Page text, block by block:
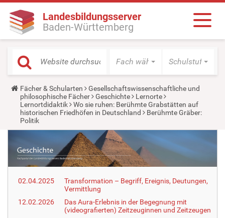
Landesbildungsserver
Baden-Württemberg
Fach wählen Schulstufe
Y
o
u
a
r
e
r
e
:
Fächer & Schularten
Gesellschaftswissenschaftliche und
philosophische Fächer
Geschichte
Lernorte
Lernortdidaktik
Wo sie ruhen: Berühmte Grabstätten auf
historischen Friedhöfen in Deutschland
Berühmte Gräber:
Politik
02.04.2025
Transformation – Begriff, Ereignis, Deutungen,
Vermittlung
12.02.2026
Das Aura-Erlebnis in der Begegnung mit
(videografierten) Zeitzeuginnen und Zeitzeugen